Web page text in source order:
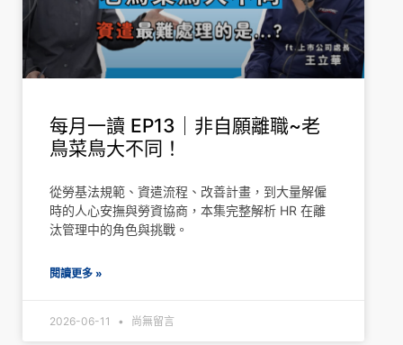
每月一讀 EP13｜非自願離職~老
鳥菜鳥大不同！
從勞基法規範、資遣流程、改善計畫，到大量解僱
時的人心安撫與勞資協商，本集完整解析 HR 在離
汰管理中的角色與挑戰。
閱讀更多 »
2026-06-11 尚無留言